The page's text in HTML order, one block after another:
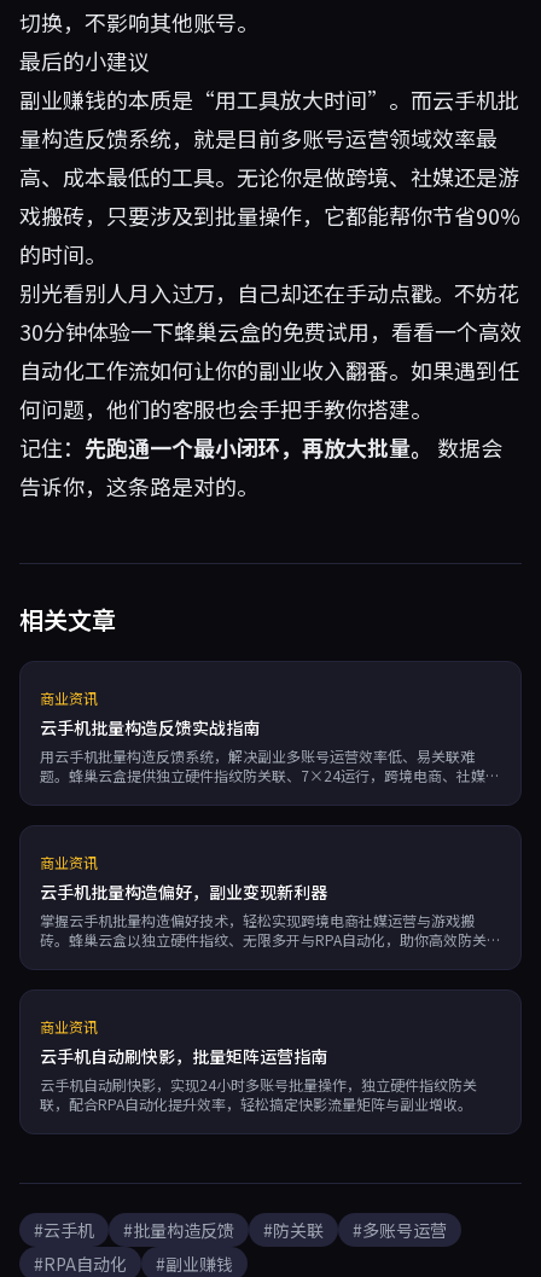
切换，不影响其他账号。
最后的小建议
副业赚钱的本质是“用工具放大时间”。而云手机批
量构造反馈系统，就是目前多账号运营领域效率最
高、成本最低的工具。无论你是做跨境、社媒还是游
戏搬砖，只要涉及到批量操作，它都能帮你节省90%
的时间。
别光看别人月入过万，自己却还在手动点戳。不妨花
30分钟体验一下蜂巢云盒的免费试用，看看一个高效
自动化工作流如何让你的副业收入翻番。如果遇到任
何问题，他们的客服也会手把手教你搭建。
记住： 先跑通一个最小闭环，再放大批量。
数据会
告诉你，这条路是对的。
相关文章
商业资讯
云手机批量构造反馈实战指南
用云手机批量构造反馈系统，解决副业多账号运营效率低、易关联难
题。蜂巢云盒提供独立硬件指纹防关联、7×24运行，跨境电商、社媒营
商业资讯
云手机批量构造偏好，副业变现新利器
掌握云手机批量构造偏好技术，轻松实现跨境电商社媒运营与游戏搬
砖。蜂巢云盒以独立硬件指纹、无限多开与RPA自动化，助你高效防关
商业资讯
云手机自动刷快影，批量矩阵运营指南
云手机自动刷快影，实现24小时多账号批量操作，独立硬件指纹防关
联，配合RPA自动化提升效率，轻松搞定快影流量矩阵与副业增收。
#云手机 #批量构造反馈 #防关联
#多账号运营
#RPA自动化
#副业赚钱